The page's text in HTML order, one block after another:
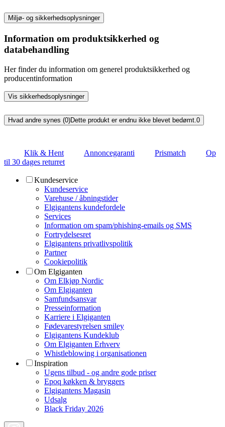
Miljø- og sikkerhedsoplysninger
Information om produktsikkerhed og
databehandling
Her finder du information om generel produktsikkerhed og
producentinformation
Vis sikkerhedsoplysninger
Hvad andre synes (0)Dette produkt er endnu ikke blevet bedømt. 0
Klik & Hent Annoncegaranti Prismatch
Op
til 30 dages returret
Kundeservice
Kundeservice
Varehuse / åbningstider
Elgigantens kundefordele
Services
Information om spam/phishing-emails og SMS
Fortrydelsesret
Elgigantens privatlivspolitik
Partner
Cookiepolitik
Om Elgiganten
Om Elkjøp Nordic
Om Elgiganten
Samfundsansvar
Presseinformation
Karriere i Elgiganten
Fødevarestyrelsen smiley
Elgigantens Kundeklub
Om Elgiganten Erhverv
Whistleblowing i organisationen
Inspiration
Ugens tilbud - og andre gode priser
Epoq køkken & bryggers
Elgigantens Magasin
Udsalg
Black Friday 2026